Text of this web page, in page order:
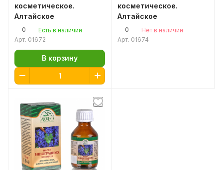
косметическое.
Алтайское
0
Есть в наличии
Арт. 01672
В корзину
косметическое.
Алтайское
0
Нет в наличии
Арт. 01674